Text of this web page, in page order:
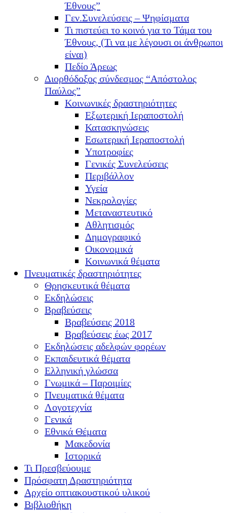
Έθνους”
Γεν.Συνελεύσεις – Ψηφίσματα
Τι πιστεύει το κοινό για το Τάμα του
Έθνους, (Τι να με λέγουσι οι άνθρωποι
είναι)
Πεδίο Άρεως
Διορθόδοξος σύνδεσμος “Απόστολος
Παύλος”
Κοινωνικές δραστηριότητες
Εξωτερική Ιεραποστολή
Κατασκηνώσεις
Εσωτερική Ιεραποστολή
Υποτροφίες
Γενικές Συνελεύσεις
Περιβάλλον
Υγεία
Νεκρολογίες
Μεταναστευτικό
Αθλητισμός
Δημογραφικό
Οικονομικά
Κοινωνικά θέματα
Πνευματικές δραστηριότητες
Θρησκευτικά θέματα
Εκδηλώσεις
Βραβεύσεις
Βραβεύσεις 2018
Βραβεύσεις έως 2017
Εκδηλώσεις αδελφών φορέων
Εκπαιδευτικά θέματα
Ελληνική γλώσσα
Γνωμικά – Παροιμίες
Πνευματικά θέματα
Λογοτεχνία
Γενικά
Εθνικά Θέματα
Μακεδονία
Ιστορικά
Τι Πρεσβεύουμε
Πρόσφατη Δραστηριότητα
Αρχείο οπτιακουστικού υλικού
Βιβλιοθήκη